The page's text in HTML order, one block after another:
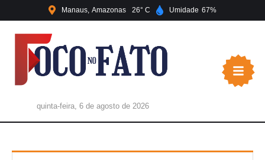
Manaus Amazonas 26 Umidade 67
quinta-feira, 6 de agosto de 2026